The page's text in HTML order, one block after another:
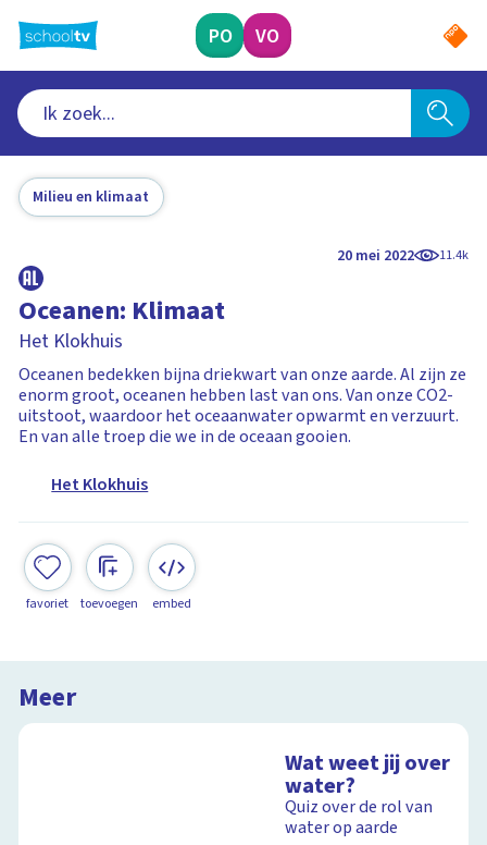
naar
hoofdinhoud
PO VO
Milieu en klimaat
20 mei 2022 11.4k
Oceanen: Klimaat
Het Klokhuis
Oceanen bedekken bijna driekwart van onze aarde. Al zijn ze
enorm groot, oceanen hebben last van ons. Van onze CO2-
uitstoot, waardoor het oceaanwater opwarmt en verzuurt.
En van alle troep die we in de oceaan gooien.
Het Klokhuis
favoriet toevoegen embed
Meer
Wat weet jij over
water?
Quiz over de rol van
water op aarde